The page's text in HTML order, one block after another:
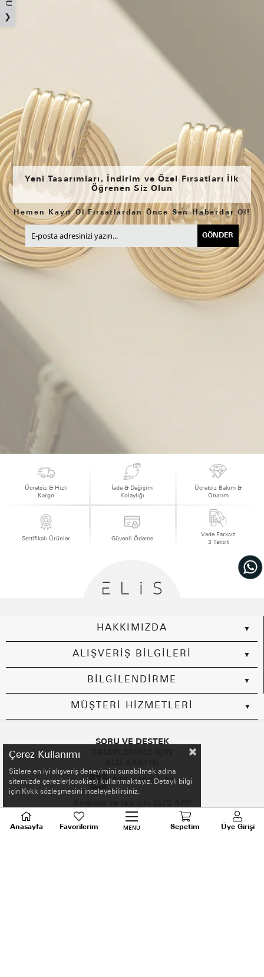
Yeni Tasarımları, İndirim ve Özel Fırsatları İlk
Öğrenen Siz Olun
Hemen Kayıt Ol Fırsatlardan Önce Sen Haberdar Ol!
GÖNDER
Ücretsiz & Hızlı
Kargo
İade & Değişim
Kolaylığı
Ücretsiz Bakım &
Onarım
Sertifikalı Ürünler Güvenli Ödeme
Vade Farksız
3 Taksit
HAKKIMIZDA
ALIŞVERİŞ BİLGİLERİ
BİLGİLENDİRME
MÜŞTERİ HİZMETLERİ
SORU VE DESTEK
0536 640 91 21
❯
Çerez Kullanımı
Sizlere en iyi alışveriş deneyimini sunabilmek adına
sitemizde çerezler(cookies) kullanmaktayız. Detaylı bilgi
için Kvkk sözleşmesini inceleyebilirsiniz.
Anasayfa Favorilerim MENU Sepetim Üye Girişi